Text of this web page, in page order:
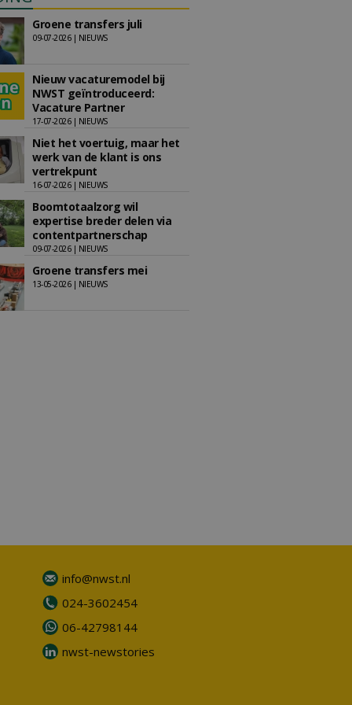
Groene transfers juli
09-07-2026 | NIEUWS
Nieuw vacaturemodel bij
NWST geïntroduceerd:
Vacature Partner
17-07-2026 | NIEUWS
Niet het voertuig, maar het
werk van de klant is ons
vertrekpunt
16-07-2026 | NIEUWS
Boomtotaalzorg wil
expertise breder delen via
contentpartnerschap
09-07-2026 | NIEUWS
Groene transfers mei
13-05-2026 | NIEUWS
info@nwst.nl
024-3602454
06-42798144
nwst-newstories